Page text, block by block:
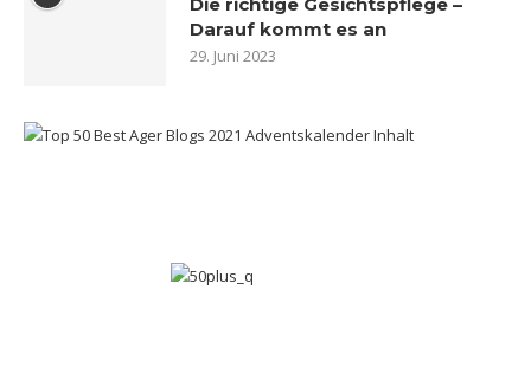
Die richtige Gesichtspflege –
Darauf kommt es an
29. Juni 2023